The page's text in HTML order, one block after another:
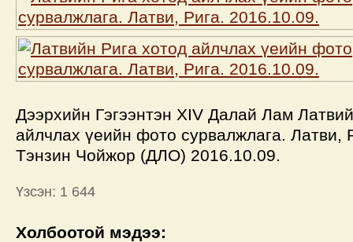
Дээрхийн Гэгээнтэн XIV Далай Лам
айлчлах үеийн фото сурвалжлага. Латви,
Тэнзин Чойжор (ДЛО) 2016.10.09.
Үзсэн: 1 644
Холбоотой мэдээ: